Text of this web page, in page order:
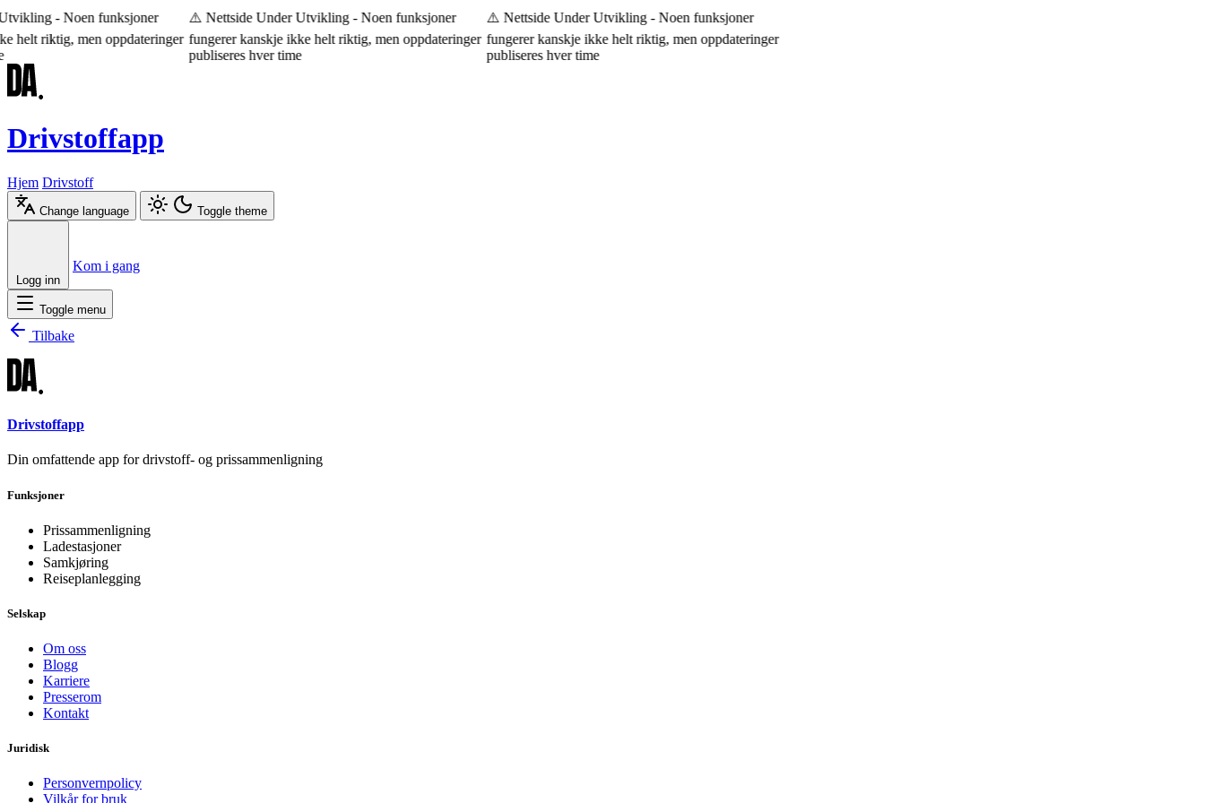
- Noen funksjoner
helt riktig, men oppdateringer
⚠️ Nettside Under Utvikling - Noen funksjoner
fungerer kanskje ikke helt riktig, men oppdateringer
publiseres hver time
⚠️ Nettside Under Utvikling - Noen funksjoner
fungerer kanskje ikke helt riktig, men oppdateringer
publiseres hver time
Drivstoffapp
Hjem Drivstoff
Change language Toggle theme
Logg inn
Kom i gang
Toggle menu
Tilbake
Drivstoffapp
Din omfattende app for drivstoff- og prissammenligning
Funksjoner
Prissammenligning
Ladestasjoner
Samkjøring
Reiseplanlegging
Selskap
Om oss
Blogg
Karriere
Presserom
Kontakt
Juridisk
Personvernpolicy
Vilkår for bruk